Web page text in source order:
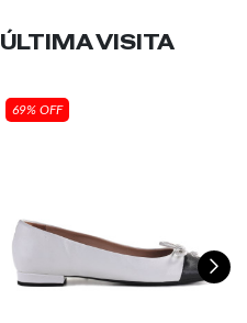
ÚLTIMA VISITA
69% OFF